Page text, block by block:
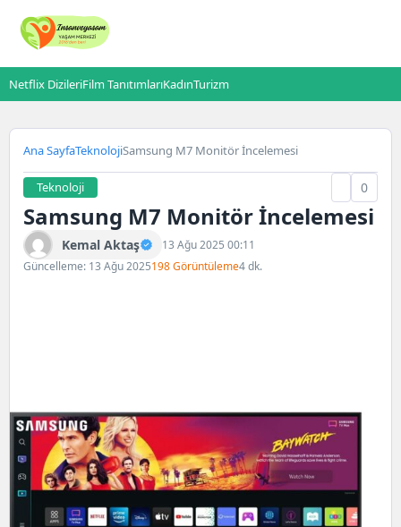
Netflix DizileriFilm TanıtımlarıKadınTurizm
Ana SayfaTeknolojiSamsung M7 Monitör İncelemesi
Teknoloji 0
Samsung M7 Monitör İncelemesi
Kemal Aktaş
13 Ağu 2025 00:11
Güncelleme: 13 Ağu 2025198 Görüntüleme4 dk.